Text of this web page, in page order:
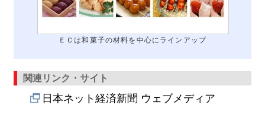
ＥＣは和菓子の材料を中心にラインアップ
関連リンク・サイト
日本ネット経済新聞 ウェブメディア